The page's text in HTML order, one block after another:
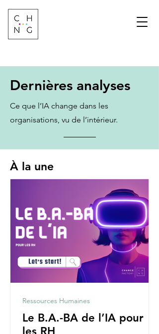
Dernières analyses
Ce que l’IA change dans les
organisations, vu de l’intérieur.
À la une
Le B.A.-BA de l’IA pour
les RH
Ressources Humaines